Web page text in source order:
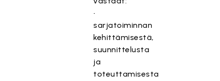
•
sarjatoiminnan
kehittämisestä,
suunnittelusta
ja
toteuttamisesta